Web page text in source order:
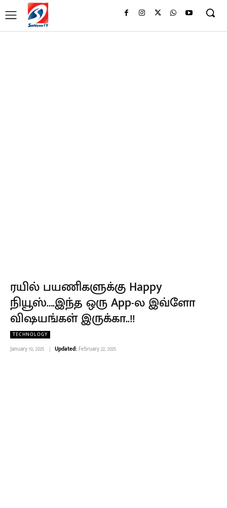
ரயில் பயணிகளுக்கு Happy
நியூஸ்….இந்த ஒரு App-ல இவ்ளோ
விஷயங்கள் இருக்கா..!!
TECHNOLOGY
January 10, 2025 Updated: February 22, 2025